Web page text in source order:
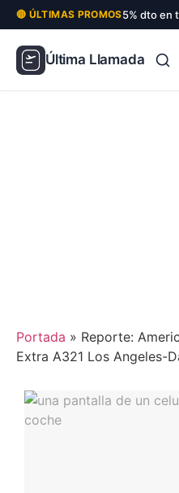
🔴 ÚLTIMAS PROMOS5% dto en
Última Llamada
Portada » Reporte:
Extra A321 Los Angeles-